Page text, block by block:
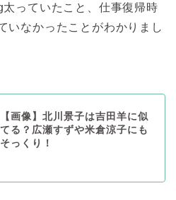
っていたこと、仕事復帰時
いなかったことがわかりまし
【画像】北川景子は吉田羊に似
てる？広瀬すずや米倉涼子にも
そっくり！